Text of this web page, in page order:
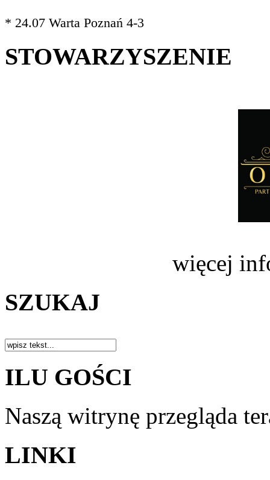
* 24.07 Warta Poznań 4-3
STOWARZYSZENIE
więcej
SZUKAJ
ILU GOŚCI
Naszą witrynę przegląda
LINKI